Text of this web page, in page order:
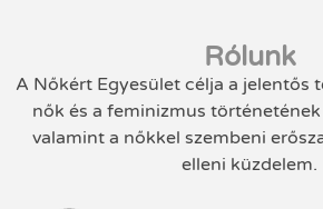
Rólunk
A Nőkért Egyesület célja a jelentős
nők és a feminizmus
valamint a nőkkel szembeni
elleni küzdelem.